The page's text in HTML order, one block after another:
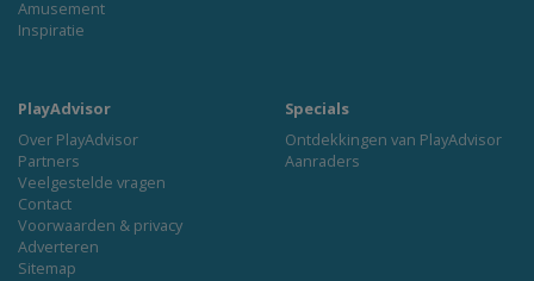
Amusement
Inspiratie
PlayAdvisor
Over PlayAdvisor
Partners
Veelgestelde vragen
Contact
Voorwaarden & privacy
Adverteren
Sitemap
Specials
Ontdekkingen van PlayAdvisor
Aanraders